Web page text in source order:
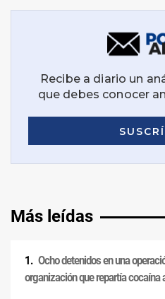
Más leídas
Ocho detenidos en una
organización que repartía cocaína